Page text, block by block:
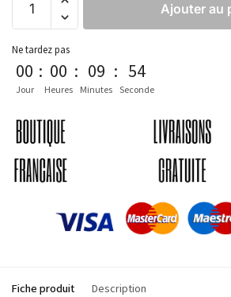
Ajouter au
Ne tardez pas
00
Jour
: 00
Heures
: 09
Minutes
: 54
Seconde
Fiche produit Description